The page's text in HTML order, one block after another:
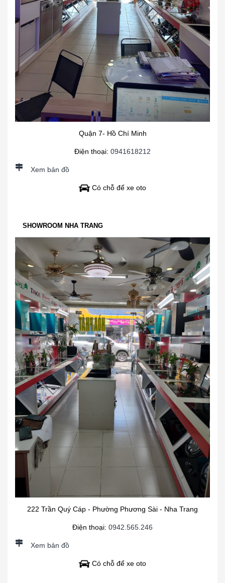
Quận 7- Hồ Chí Minh
Điện thoại: 0941618212
Xem bản đồ
Có chỗ để xe oto
SHOWROOM NHA TRANG
222 Trần Quý Cáp - Phường Phương Sài - Nha Trang
Điện thoại: 0942.565.246
Xem bản đồ
Có chỗ để xe oto